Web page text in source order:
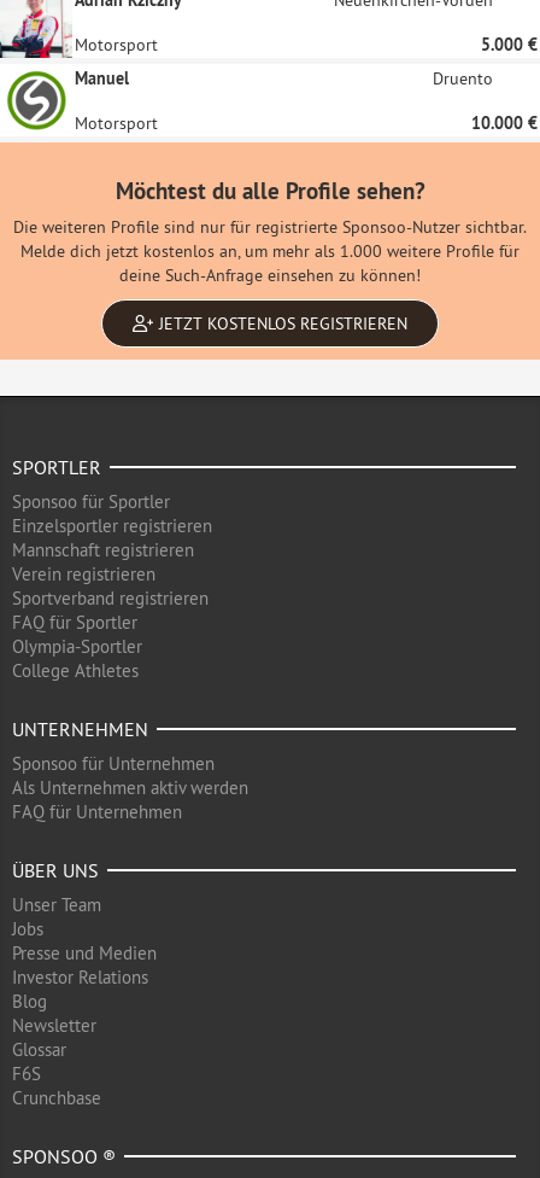
Motorsport
5.000 €
Manuel
Druento
Motorsport 10.000 €
Möchtest du alle Profile sehen?
Die weiteren Profile sind nur für registrierte Sponsoo-Nutzer sichtbar.
Melde dich jetzt kostenlos an, um mehr als 1.000 weitere Profile für
deine Such-Anfrage einsehen zu können!
JETZT KOSTENLOS REGISTRIEREN
SPORTLER
Sponsoo für Sportler
Einzelsportler registrieren
Mannschaft registrieren
Verein registrieren
Sportverband registrieren
FAQ für Sportler
Olympia-Sportler
College Athletes
UNTERNEHMEN
Sponsoo für Unternehmen
Als Unternehmen aktiv werden
FAQ für Unternehmen
ÜBER UNS
Unser Team
Jobs
Presse und Medien
Investor Relations
Blog
Newsletter
Glossar
F6S
Crunchbase
SPONSOO ®